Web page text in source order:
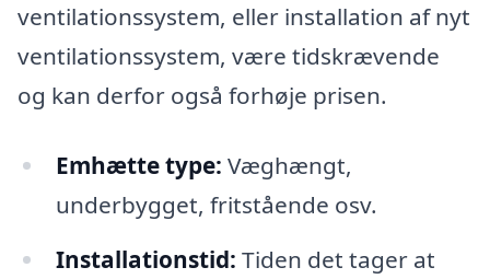
ventilationssystem, eller installation af nyt
ventilationssystem, være tidskrævende
og kan derfor også forhøje prisen.
Emhætte type: Væghængt,
underbygget, fritstående osv.
Installationstid: Tiden det tager at